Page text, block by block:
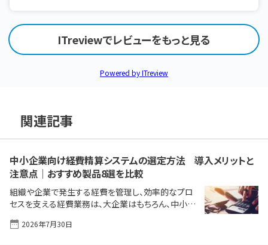
ITreviewでレビューをもっと見る
Powered by ITreview
関連記事
中小企業向け経費精算システムの選定方法 導入メリットと
注意点｜おすすめ製品8選を比較
組織や企業で発生する経費を管理し、効率的なプロ
セスを支える経費業務は、大企業はもちろん、中小企
が抱える経費精算、経理業務の課題から、経費精算シ
2026年7月30日